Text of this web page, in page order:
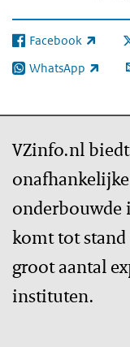
Facebook
(externe link)
WhatsApp
(externe link)
VZinfo.nl
onderbouwde
komt tot
groot aantal
instituten.